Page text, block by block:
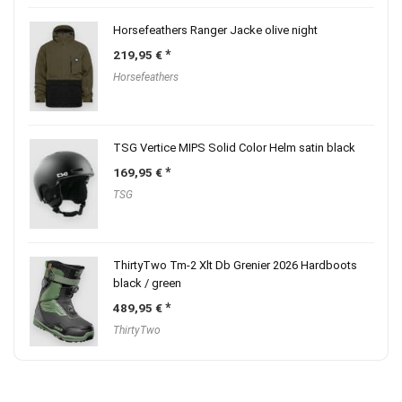
Horsefeathers Ranger Jacke olive night
219,95 €
Horsefeathers
TSG Vertice MIPS Solid Color Helm satin black
169,95 €
TSG
ThirtyTwo Tm-2 Xlt Db Grenier 2026 Hardboots
black / green
489,95 €
ThirtyTwo